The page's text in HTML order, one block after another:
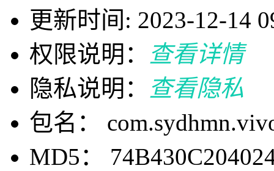
更新时间: 2023-12-14
权限说明：
查看详情
隐私说明：
查看隐私
包名：
MD5：